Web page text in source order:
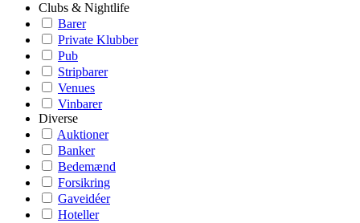
Clubs & Nightlife
Barer
Private Klubber
Pub
Stripbarer
Venues
Vinbarer
Diverse
Auktioner
Banker
Bedemænd
Forsikring
Gaveidéer
Hoteller